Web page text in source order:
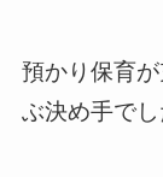
預かり保育
ぶ決め手でし